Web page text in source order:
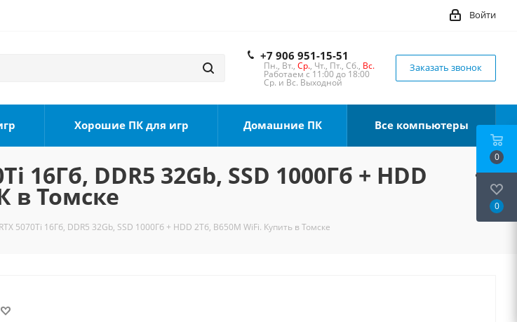
Войти
+7 906 951-15-51
Пн., Вт., Ср., Чт., Пт., Сб., Вс.
Работаем с 11:00 до 18:00
Ср. и Вс. Выходной
Заказать звонок
Хорошие ПК для игр Домашние ПК Все компьютеры
16Гб, DDR5 32Gb, SSD 1000Гб + HDD
в Томске
5070Ti 16Гб, DDR5 32Gb, SSD 1000Гб + HDD 2Тб, B650M WiFi. Купить в Томске
0
0